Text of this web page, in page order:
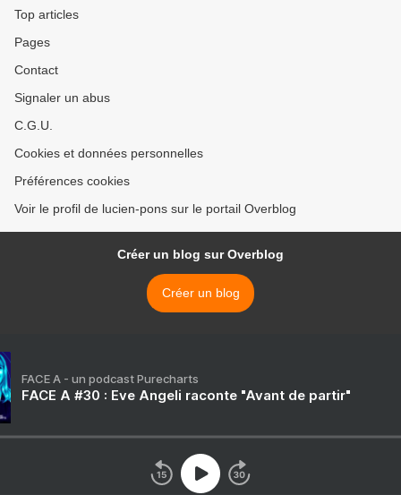
Top articles
Pages
Contact
Signaler un abus
C.G.U.
Cookies et données personnelles
Préférences cookies
Voir le profil de lucien-pons sur le portail Overblog
Créer un blog sur Overblog
Créer un blog
FACE A - un podcast Purecharts
FACE A #30 : Eve Angeli raconte "Avant de partir"